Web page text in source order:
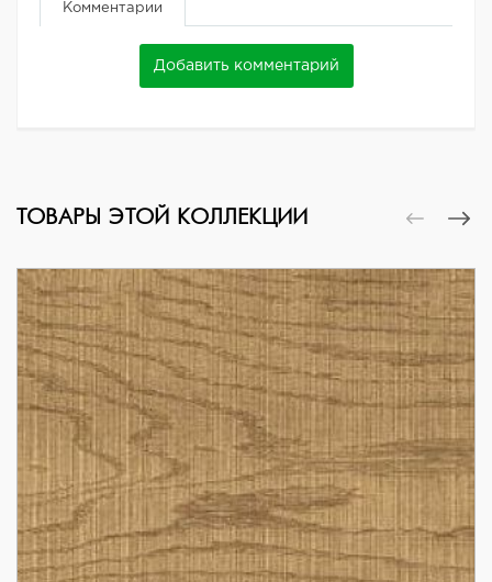
Комментарии
Добавить комментарий
ТОВАРЫ ЭТОЙ КОЛЛЕКЦИИ